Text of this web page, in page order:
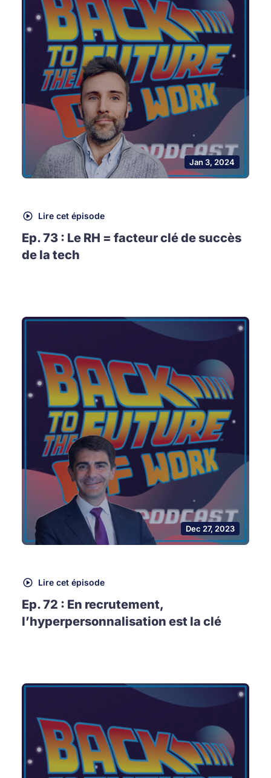
Jan 3, 2024
Lire cet épisode
Ep. 73 : Le RH = facteur clé de succès
de la tech
Dec 27, 2023
Lire cet épisode
Ep. 72 : En recrutement,
l’hyperpersonnalisation est la clé